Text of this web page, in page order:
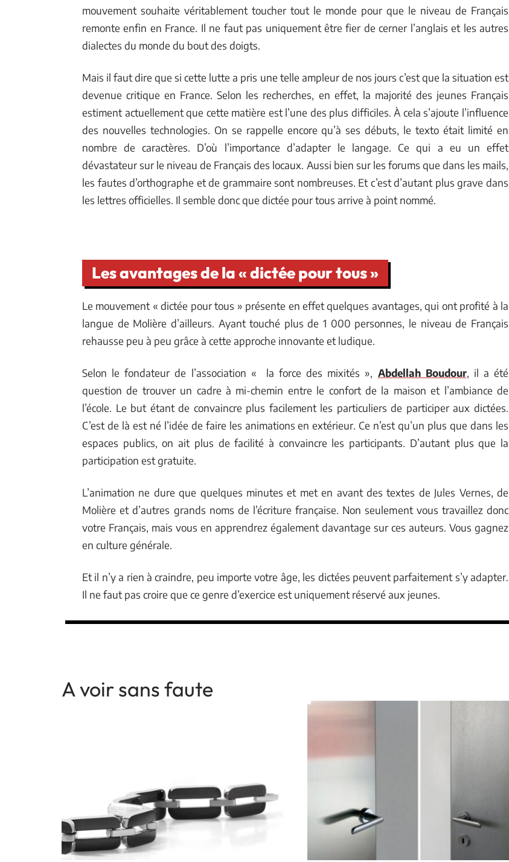
mouvement souhaite véritablement toucher tout le monde pour que le niveau de Français
remonte enfin en France. Il ne faut pas uniquement être fier de cerner l’anglais et les autres
dialectes du monde du bout des doigts.
Mais il faut dire que si cette lutte a pris une telle ampleur de nos jours c’est que la situation est
devenue critique en France. Selon les recherches, en effet, la majorité des jeunes Français
estiment actuellement que cette matière est l’une des plus difficiles. À cela s’ajoute l’influence
des nouvelles technologies. On se rappelle encore qu’à ses débuts, le texto était limité en
nombre de caractères. D’où l’importance d’adapter le langage. Ce qui a eu un effet
dévastateur sur le niveau de Français des locaux. Aussi bien sur les forums que dans les mails,
les fautes d’orthographe et de grammaire sont nombreuses. Et c’est d’autant plus grave dans
les lettres officielles. Il semble donc que dictée pour tous arrive à point nommé.
Les avantages de la « dictée pour tous »
Le mouvement « dictée pour tous » présente en effet quelques avantages, qui ont profité à la
langue de Molière d’ailleurs. Ayant touché plus de 1 000 personnes, le niveau de Français
rehausse peu à peu grâce à cette approche innovante et ludique.
Selon le fondateur de l’association « la force des mixités », Abdellah Boudour, il a été
question de trouver un cadre à mi-chemin entre le confort de la maison et l’ambiance de
l’école. Le but étant de convaincre plus facilement les particuliers de participer aux dictées.
C’est de là est né l’idée de faire les animations en extérieur. Ce n’est qu’un plus que dans les
espaces publics, on ait plus de facilité à convaincre les participants. D’autant plus que la
participation est gratuite.
L’animation ne dure que quelques minutes et met en avant des textes de Jules Vernes, de
Molière et d’autres grands noms de l’écriture française. Non seulement vous travaillez donc
votre Français, mais vous en apprendrez également davantage sur ces auteurs. Vous gagnez
en culture générale.
Et il n’y a rien à craindre, peu importe votre âge, les dictées peuvent parfaitement s’y adapter.
Il ne faut pas croire que ce genre d’exercice est uniquement réservé aux jeunes.
A voir sans faute